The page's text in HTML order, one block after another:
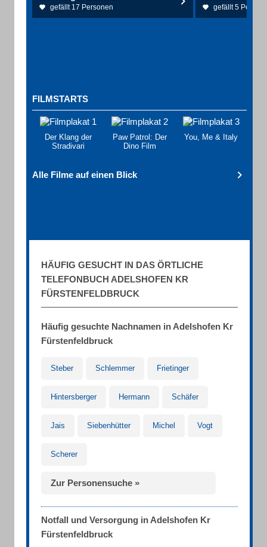
gefällt 17 Personen gefällt 5
FILMSTARTS
Der Klang der
Stradivari
Paw Patrol: Der
Dino Film
You, Me & Italy
Alle Filme auf einen Blick
HÄUFIG GESUCHT IN DAS ÖRTLICHE
TELEFONBUCH ADELSHOFEN KR
FÜRSTENFELDBRUCK
Häufig gesuchte Nachnamen in Adelshofen Kr
Fürstenfeldbruck
Steber Schlemmer Frietinger
Hintersberger Hermann Schäfer
Jais Siebenhütter Michel Vogt
Scherer
Zur Personensuche »
Notfall und Versorgung in Adelshofen Kr
Fürstenfeldbruck